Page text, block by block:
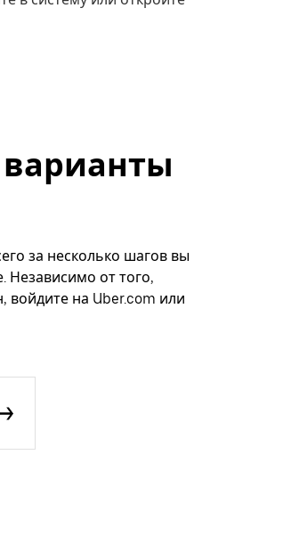
варианты
за несколько шагов вы
Независимо от того,
войдите на Uber.com или